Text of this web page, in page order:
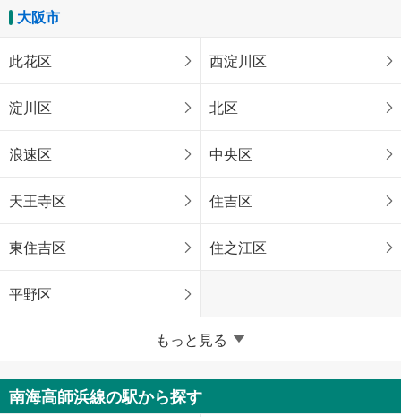
大阪市
此花区 西淀川区
淀川区 北区
浪速区 中央区
天王寺区 住吉区
東住吉区 住之江区
平野区
堺区 中区
もっと見る
南海高師浜線の駅から探す